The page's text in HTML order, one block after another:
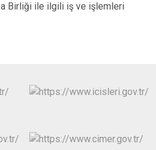
Birliği ile ilgili iş ve işlemleri